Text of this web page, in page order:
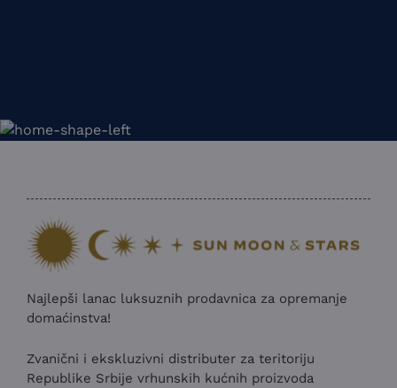
Najlepši lanac luksuznih prodavnica za opremanje
domaćinstva!
Zvanični i ekskluzivni distributer za teritoriju
Republike Srbije vrhunskih kućnih proizvoda